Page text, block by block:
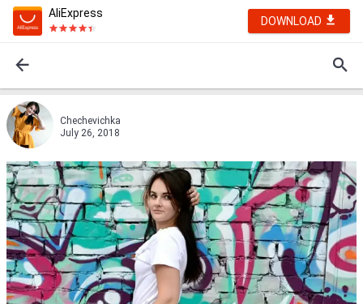
AliExpress
DOWNLOAD
Chechevichka
July 26, 2018